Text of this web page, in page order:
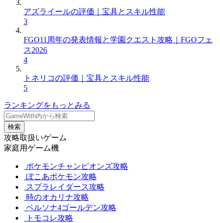
アズライールの評価｜宝具とスキル性能
3
FGO11周年の発表情報と学園クエスト攻略｜FGOフェ
ス2026
4
トネリコの評価｜宝具とスキル性能
5
ランキングをもっとみる
検索
攻略取扱いゲーム
家庭用ゲーム機
ポケモンチャンピオンズ攻略
ぽこあポケモン攻略
スプラレイダース攻略
時のオカリナ攻略
ペルソナ4ゴールデン攻略
トモコレ攻略